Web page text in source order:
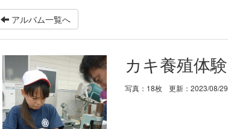
アルバム一覧へ
カキ養殖体験
写真：18枚 更新：2023/08/29